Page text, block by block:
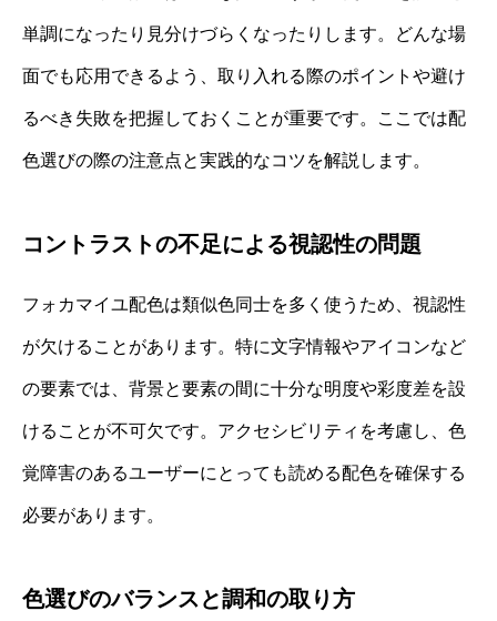
単調になったり見分けづらくなったりします。どんな場
面でも応用できるよう、取り入れる際のポイントや避け
るべき失敗を把握しておくことが重要です。ここでは配
色選びの際の注意点と実践的なコツを解説します。
コントラストの不足による視認性の問題
フォカマイユ配色は類似色同士を多く使うため、視認性
が欠けることがあります。特に文字情報やアイコンなど
の要素では、背景と要素の間に十分な明度や彩度差を設
けることが不可欠です。アクセシビリティを考慮し、色
覚障害のあるユーザーにとっても読める配色を確保する
必要があります。
色選びのバランスと調和の取り方